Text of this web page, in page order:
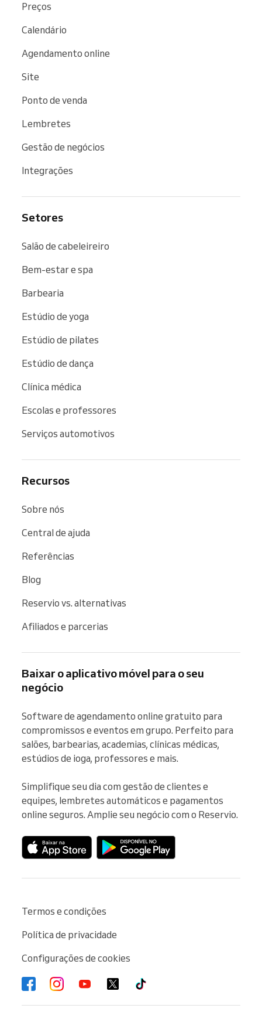
Preços
Calendário
Agendamento online
Site
Ponto de venda
Lembretes
Gestão de negócios
Integrações
Setores
Salão de cabeleireiro
Bem-estar e spa
Barbearia
Estúdio de yoga
Estúdio de pilates
Estúdio de dança
Clínica médica
Escolas e professores
Serviços automotivos
Recursos
Sobre nós
Central de ajuda
Referências
Blog
Reservio vs. alternativas
Afiliados e parcerias
Baixar o aplicativo móvel para o seu
negócio
Software de agendamento online gratuito para
compromissos e eventos em grupo. Perfeito para
salões, barbearias, academias, clínicas médicas,
estúdios de ioga, professores e mais.
Simplifique seu dia com gestão de clientes e
equipes, lembretes automáticos e pagamentos
online seguros. Amplie seu negócio com o Reservio.
Termos e condições
Política de privacidade
Configurações de cookies